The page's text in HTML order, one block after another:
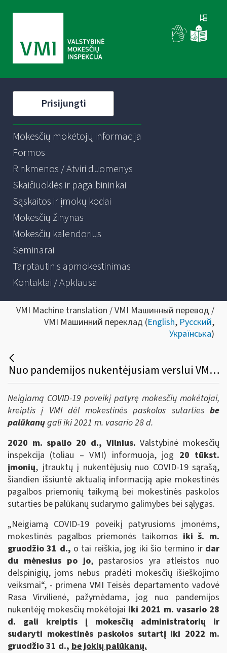
Prisijungti
Mokesčių mokėtojų informacija
Formos
Rinkmenos / Atviri duomenys
Skaičiuoklės ir pagalbininkai
Sąskaitos ir įmokų kodai
Mokesčių žinynas
Mokesčių kalendorius
Seminarai
Tarptautinis apmokestinimas
Kontaktai / Apklausa
VMI Machine translation / VMI Машинный перевод /
VMI Машинний переклад (English, Русский,
Українська)
Nuo pandemijos nukentėjusiam verslui VMI mokestinės paskolos sutartys 2 metams – be palūkanų ir be klausimų
Neigiamą COVID-19 poveikį patyrę mokesčių mokėtojai,
kreiptis į VMI dėl mokestinės paskolos sutarties be
palūkanųgali iki 2021 m. vasario 28 d.
2020 m. spalio 20 d., Vilnius. Valstybinė mokesčių
inspekcija (toliau – VMI) informuoja, jog 20 tūkst.
įmonių, įtrauktų į nukentėjusių nuo COVID-19 sąrašą,
šiandien išsiuntė aktualią informaciją apie mokestinės
pagalbos priemonių taikymą bei mokestinės paskolos
sutarties be palūkanų sudarymo galimybes bei sąlygas.
„Neigiamą COVID-19 poveikį patyrusioms įmonėms,
mokestinės pagalbos priemonės taikomos iki š. m.
gruodžio 31 d., o tai reiškia, jog iki šio termino ir dar
du mėnesius po jo, pastarosios yra atleistos nuo
delspinigių, joms nebus pradėti mokesčių išieškojimo
veiksmai“, - primena VMI Teisės departamento vadovė
Rasa Virvilienė, pažymėdama, jog nuo pandemijos
nukentėję mokesčių mokėtojai iki 2021 m. vasario 28
d. gali kreiptis į mokesčių administratorių ir
sudaryti mokestinės paskolos sutartį iki 2022 m.
gruodžio 31 d., be jokių palūkanų.